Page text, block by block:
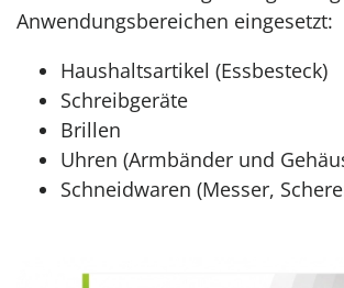
Anwendungsbereichen eingesetzt:
Haushaltsartikel (Essbesteck)
Schreibgeräte
Brillen
Uhren (Armbänder und
Schneidwaren (Messer,
Produktseite AURUNA® 311